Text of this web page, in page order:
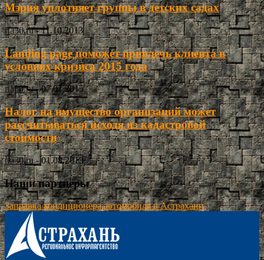
Мэрия уплотняет группы в детских садах
ria30.ru - 11.10.2013
Landing page поможет привлечь клиента в
условиях кризиса 2015 года
ria30.ru - 07.01.2015
Налог на имущество организаций может
рассчитываться исходя из кадастровой
стоимости
ria30.ru - 01.08.2013
Наши партнёры
Заправка кондиционера автомобиля в Астрахани